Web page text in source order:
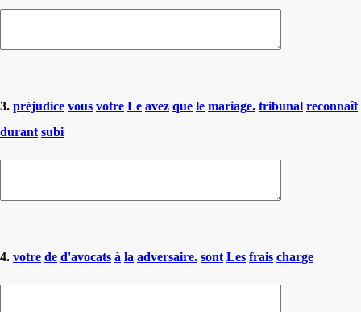
3. préjudice vous votre Le avez que le mariage. tribunal reconnaît
durant subi
4. votre de d'avocats à la adversaire. sont Les frais charge